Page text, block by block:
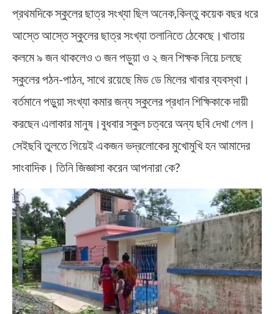
প্রথমদিকে স্কুলের ছাত্র সংখ্যা ছিল অনেক,কিন্তু কয়েক বছর ধরে
আস্তে আস্তে স্কুলের ছাত্র সংখ্যা তলানিতে ঠেকেছে।খাতায়
কলমে ৯ জন থাকলেও ৩ জন পড়ুয়া ও ২ জন শিক্ষক নিয়ে চলছে
স্কুলের পঠন-পাঠন, সাথে রয়েছে মিড ডে মিলের খাবার ব্যবস্থা।
বর্তমানে পড়ুয়া সংখ্যা কমার জন্য স্কুলের প্রধান শিক্ষিকাকে দায়ী
করছেন এলাকার মানুষ।বুধবার স্কুল চত্বরে অন্য ছবি দেখা গেল।
সেইছবি তুলতে গিয়েই একজন ভদ্রলোকের মুখোমুখি হন আমাদের
সাংবাদিক। তিনি জিজ্ঞাসা করেন আপনারা কে?